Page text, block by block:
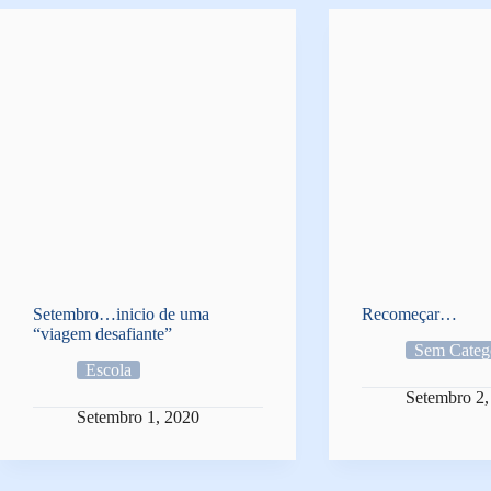
Setembro…inicio de uma
“viagem desafiante”
Escola
Setembro 1, 2020
Recomeçar…
Sem
Setembro